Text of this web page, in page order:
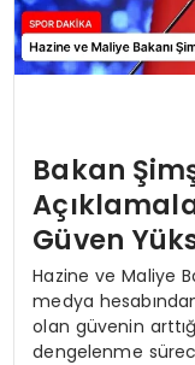
Bakan
Güven
Hazine ve Maliye
medya
olan güvenin
dengelenme